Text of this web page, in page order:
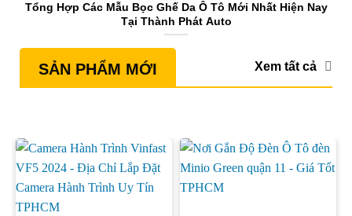
Tổng Hợp Các Mẫu Bọc Ghế Da Ô Tô Mới Nhất Hiện Nay
Tại Thành Phát Auto
SẢN PHẨM MỚI Xem tất cả